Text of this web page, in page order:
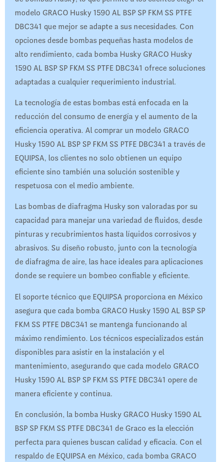
modelo GRACO Husky 1590 AL BSP SP FKM SS PTFE
DBC341 que mejor se adapte a sus necesidades. Con
opciones desde bombas pequeñas hasta modelos de
alto rendimiento, cada bomba Husky GRACO Husky
1590 AL BSP SP FKM SS PTFE DBC341 ofrece soluciones
adaptadas a cualquier requerimiento industrial.
La tecnología de estas bombas está enfocada en la
reducción del consumo de energía y el aumento de la
eficiencia operativa. Al comprar un modelo GRACO
Husky 1590 AL BSP SP FKM SS PTFE DBC341 a través de
EQUIPSA, los clientes no solo obtienen un equipo
eficiente sino también una solución sostenible y
respetuosa con el medio ambiente.
Las bombas de diafragma Husky son valoradas por su
capacidad para manejar una variedad de fluidos, desde
pinturas y recubrimientos hasta líquidos corrosivos y
abrasivos. Su diseño robusto, junto con la tecnología
de diafragma de aire, las hace ideales para aplicaciones
donde se requiere un bombeo confiable y eficiente.
El soporte técnico que EQUIPSA proporciona en México
asegura que cada bomba GRACO Husky 1590 AL BSP SP
FKM SS PTFE DBC341 se mantenga funcionando al
máximo rendimiento. Los técnicos especializados están
disponibles para asistir en la instalación y el
mantenimiento, asegurando que cada modelo GRACO
Husky 1590 AL BSP SP FKM SS PTFE DBC341 opere de
manera eficiente y continua.
En conclusión, la bomba Husky GRACO Husky 1590 AL
BSP SP FKM SS PTFE DBC341 de Graco es la elección
perfecta para quienes buscan calidad y eficacia. Con el
respaldo de EQUIPSA en México, cada bomba GRACO